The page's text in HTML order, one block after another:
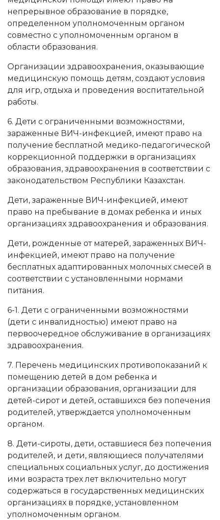
непрерывное образование в порядке,
определенном уполномоченным органом
совместно с уполномоченным органом в
области образования.
Организации здравоохранения, оказывающие
медицинскую помощь детям, создают условия
для игр, отдыха и проведения воспитательной
работы.
6. Дети с ограниченными возможностями,
зараженные ВИЧ-инфекцией, имеют право на
получение бесплатной медико-педагогической
коррекционной поддержки в организациях
образования, здравоохранения в соответствии с
законодательством Республики Казахстан.
Дети, зараженные ВИЧ-инфекцией, имеют
право на пребывание в домах ребенка и иных
организациях здравоохранения и образования.
Дети, рожденные от матерей, зараженных ВИЧ-
инфекцией, имеют право на получение
бесплатных адаптированных молочных смесей в
соответствии с установленными нормами
питания.
6-1. Дети с ограниченными возможностями
(дети с инвалидностью) имеют право на
первоочередное обслуживание в организациях
здравоохранения.
7. Перечень медицинских противопоказаний к
помещению детей в дом ребенка и
организации образования, организации для
детей-сирот и детей, оставшихся без попечения
родителей, утверждается уполномоченным
органом.
8. Дети-сироты, дети, оставшиеся без попечения
родителей, и дети, являющиеся получателями
специальных социальных услуг, до достижения
ими возраста трех лет включительно могут
содержаться в государственных медицинских
организациях в порядке, установленном
уполномоченным органом.